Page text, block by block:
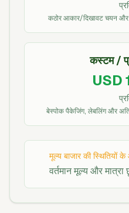
कठोर आकार/दिखावट चयन और
कस्टम /
USD
बेस्पोक पैकेजिंग, लेबलिंग और
मूल्य बाजार की स्थितियों
वर्तमान मूल्य और